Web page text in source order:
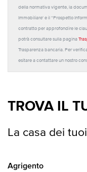
della normativa vigente, la
Immobiliare' e il “Prospetto
contratto per approfondire le
potrà consultare sulla pagina
Trasparenza bancaria. Per
esitare a contattare un nostro
TROVA IL
La casa dei
Agrigento